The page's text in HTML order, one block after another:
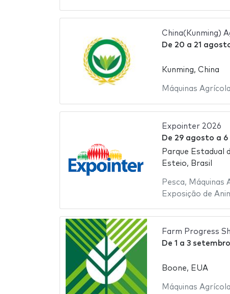
China(Kunming)
De 20 a 21
Kunming, China
Máquinas
Expointer 2026
De 29 agosto a 6
Parque Estadual
Esteio, Brasil
Pesca, Máquinas
Exposição de
Farm Progress
De 1 a 3
Boone, EUA
Máquinas